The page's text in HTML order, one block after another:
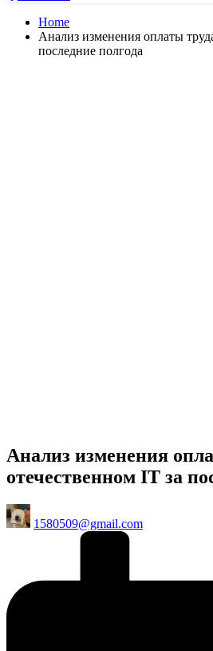
Home
Анализ изменения оплаты
последние полгода
Анализ изменения
отечественном IT за
Posted
by
1580509@gmail.com